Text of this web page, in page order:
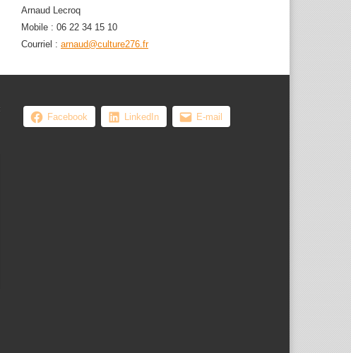
Arnaud Lecroq
Mobile : 06 22 34 15 10
Courriel : arnaud@culture276.fr
Facebook LinkedIn E-mail